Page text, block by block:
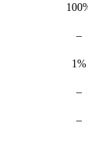
–
1%
–
–